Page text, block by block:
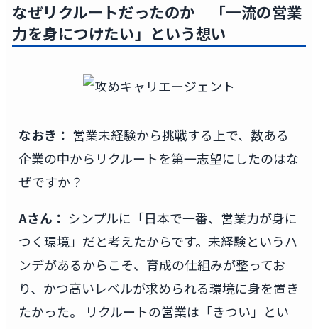
なぜリクルートだったのか 「一流の営業
力を身につけたい」という想い
なおき： 営業未経験から挑戦する上で、数ある
企業の中からリクルートを第一志望にしたのはな
ぜですか？
Aさん： シンプルに「日本で一番、営業力が身に
つく環境」だと考えたからです。未経験というハ
ンデがあるからこそ、育成の仕組みが整ってお
り、かつ高いレベルが求められる環境に身を置き
たかった。 リクルートの営業は「きつい」とい